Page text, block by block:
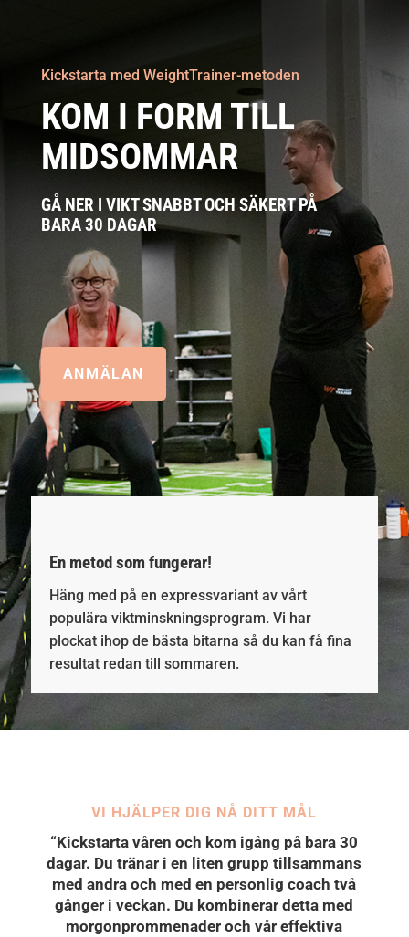
Kickstarta med WeightTrainer-metoden
KOM I FORM TILL
MIDSOMMAR
GÅ NER I VIKT SNABBT OCH SÄKERT PÅ
BARA 30 DAGAR
ANMÄLAN
En metod som fungerar!
Häng med på en expressvariant av vårt
populära viktminskningsprogram. Vi har
plockat ihop de bästa bitarna så du kan få fina
resultat redan till sommaren.
VI HJÄLPER DIG NÅ DITT MÅL
“Kickstarta våren och kom igång på bara 30
dagar. Du tränar i en liten grupp tillsammans
med andra och med en personlig coach två
gånger i veckan. Du kombinerar detta med
morgonprommenader och vår effektiva